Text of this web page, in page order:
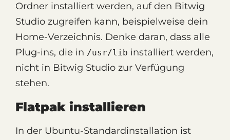
Ordner installiert werden, auf den Bitwig
Studio zugreifen kann, beispielweise dein
Home-Verzeichnis. Denke daran, dass alle
Plug-ins, die in /usr/lib installiert werden,
nicht in Bitwig Studio zur Verfügung
stehen.
Flatpak installieren
In der Ubuntu-Standardinstallation ist